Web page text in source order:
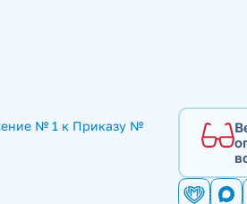
№ 1 к Приказу №